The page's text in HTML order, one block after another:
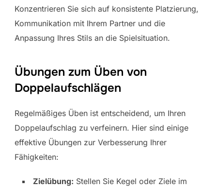
Konzentrieren Sie sich auf konsistente Platzierung,
Kommunikation mit Ihrem Partner und die
Anpassung Ihres Stils an die Spielsituation.
Übungen zum Üben von
Doppelaufschlägen
Regelmäßiges Üben ist entscheidend, um Ihren
Doppelaufschlag zu verfeinern. Hier sind einige
effektive Übungen zur Verbesserung Ihrer
Fähigkeiten:
Zielübung: Stellen Sie Kegel oder Ziele im